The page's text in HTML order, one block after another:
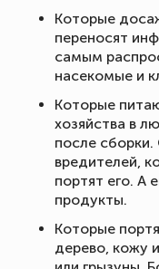
Которые
переносят
самым
насекомые и
Которые
хозяйства в
после
вредителей,
портят его. А
продукты.
Которые
дерево, кожу